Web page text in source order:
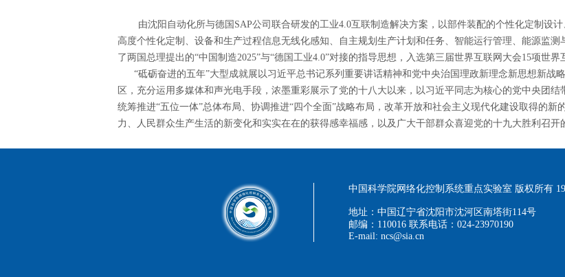
由沈阳自动化所与德国SAP公司联合研发的工业4.0互联制造解决方案，以部件装配的个性化定制设计
高度个性化定制、设备和生产过程信息无线化感知、自主规划生产计划和任务、智能运行管理、能源监
了两国总理提出的“中国制造2025”与“德国工业4.0”对接的指导思想，入选第三届世界互联网大会15项世界
“砥砺奋进的五年”大型成就展以习近平总书记系列重要讲话精神和党中央治国理政新理念新思想新战
区，充分运用多媒体和声光电手段，浓墨重彩展示了党的十八大以来，以习近平同志为核心的党中央团
统筹推进“五位一体”总体布局、协调推进“四个全面”战略布局，改革开放和社会主义现代化建设取得的
力、人民群众生产生活的新变化和实实在在的获得感幸福感，以及广大干部群众喜迎党的十九大胜利召开
中国科学院网络化控制系统重点实验室 版权所有
地址：中国辽宁省沈阳市沈河区南塔街114号
邮编：110016 联系电话：024-23970190
E-mail: ncs@sia.cn